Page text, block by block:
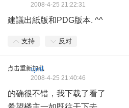
2008-4-25 21:22:31
建議出紙版和PDG版本. ^^
支持 反对
点击重新加载
cjntl
2008-4-25 21:40:46
的确很不错，我下载了看了